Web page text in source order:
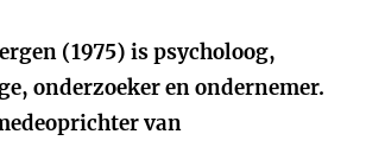
(1975) is psycholoog,
onderzoeker en ondernemer.
van